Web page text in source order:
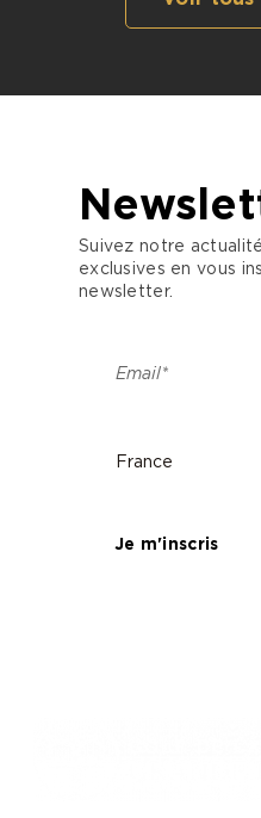
Suivez notre
exclusives en vous
newsletter.
Je m'inscris